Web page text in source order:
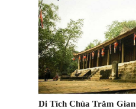
Di Tích Chùa Trăm Gian